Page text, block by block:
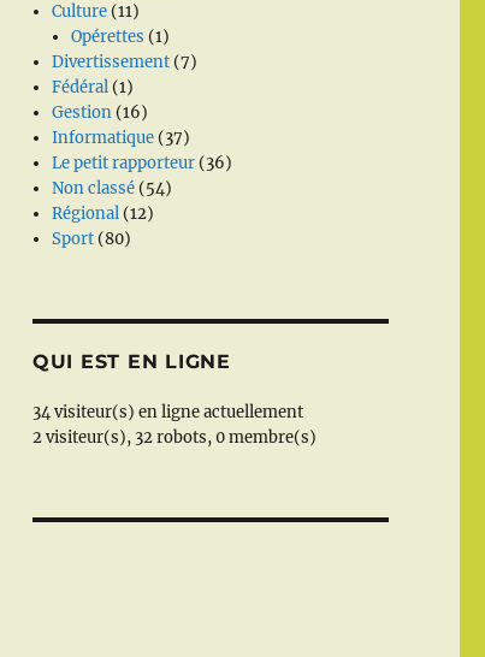
Culture (11)
Opérettes (1)
Divertissement (7)
Fédéral (1)
Gestion (16)
Informatique (37)
Le petit rapporteur (36)
Non classé (54)
Régional (12)
Sport (80)
QUI EST EN LIGNE
34 visiteur(s) en ligne actuellement
2 visiteur(s), 32 robots,0 membre(s)